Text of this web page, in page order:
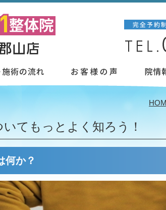
いてもっとよく知ろう！
何か？